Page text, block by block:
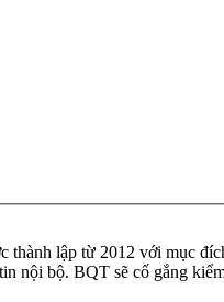
lập từ 2012 với mục
nội bộ. BQT sẽ cố gắng